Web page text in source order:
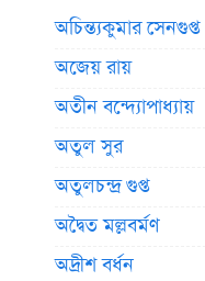
অচিন্ত্যকুমার সেনগুপ্ত
অজেয় রায়
অতীন বন্দ্যোপাধ্যায়
অতুল সুর
অতুলচন্দ্র গুপ্ত
অদ্বৈত মল্লবর্মণ
অদ্রীশ বর্ধন